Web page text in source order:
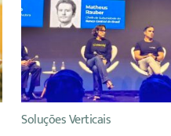
Soluções Verticais